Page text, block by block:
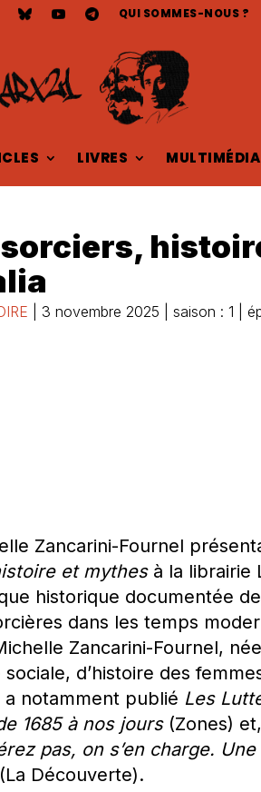
QUI SOMMES-NOUS ?
LIVRES MULTIMÉDIA
| 3 novembre 2025 | saison : 1 |
Zancarini-Fournel
et mythesà la librairie
historique documentée
dans les temps
Zancarini-Fournel,
d’histoire des
a notamment publié Les
1685 à nos jours(Zones)
pas, on s’en charge.
Découverte).